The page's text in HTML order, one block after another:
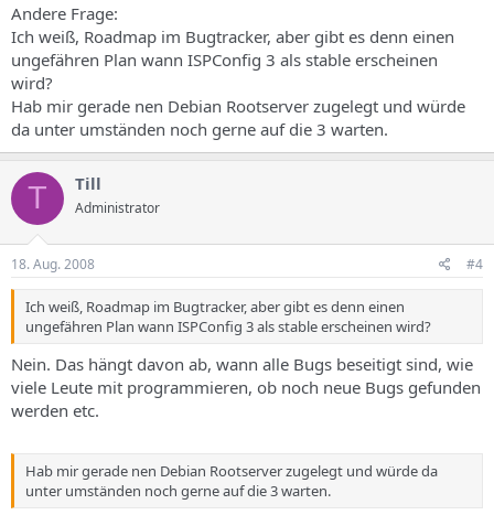
Andere Frage:
Ich weiß, Roadmap im Bugtracker, aber gibt es denn einen
ungefähren Plan wann ISPConfig 3 als stable erscheinen
wird?
Hab mir gerade nen Debian Rootserver zugelegt und würde
da unter umständen noch gerne auf die 3 warten.
T Till
Administrator
18. Aug. 2008 #4
Ich weiß, Roadmap im Bugtracker, aber gibt es denn einen
ungefähren Plan wann ISPConfig 3 als stable erscheinen wird?
Nein. Das hängt davon ab, wann alle Bugs beseitigt sind, wie
viele Leute mit programmieren, ob noch neue Bugs gefunden
werden etc.
Hab mir gerade nen Debian Rootserver zugelegt und würde da
unter umständen noch gerne auf die 3 warten.